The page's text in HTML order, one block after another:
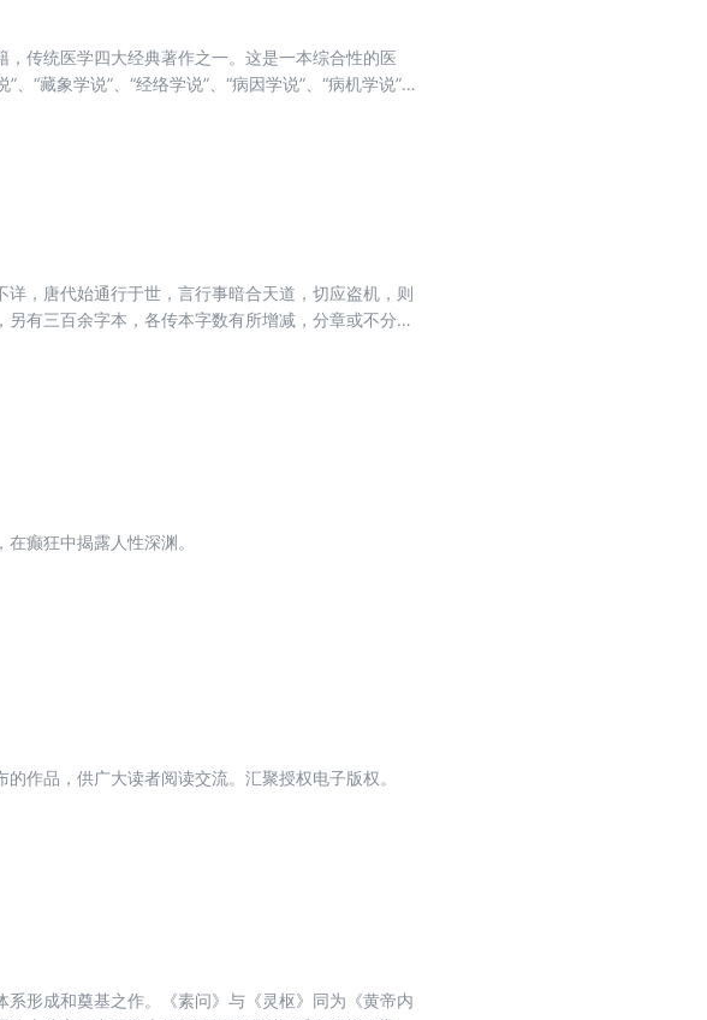
，传统医学四大经典著作之一。这是一本综合性的医
“藏象学说”、“经络学说”、“病因学说”、“病机学说”、
详，唐代始通行于世，言行事暗合天道，切应盗机，则
有三百余字本，各传本字数有所增减，分章或不分章
癫狂中揭露人性深渊。
作品，供广大读者阅读交流。汇聚授权电子版权。
系形成和奠基之作。《素问》与《灵枢》同为《黄帝内